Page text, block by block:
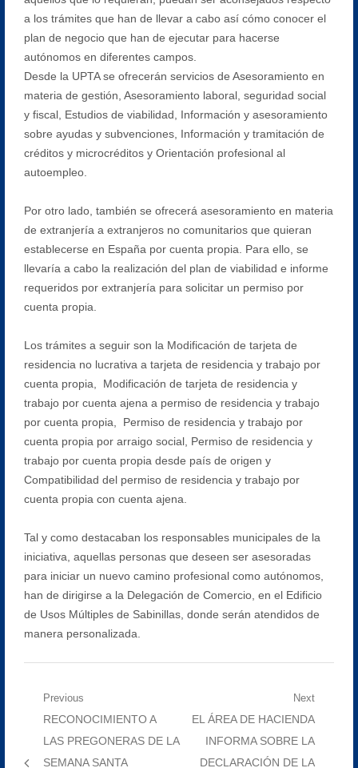
a los trámites que han de llevar a cabo así cómo conocer el
plan de negocio que han de ejecutar para hacerse
autónomos en diferentes campos.
Desde la UPTA se ofrecerán servicios de Asesoramiento en
materia de gestión, Asesoramiento laboral, seguridad social
y fiscal, Estudios de viabilidad, Información y asesoramiento
sobre ayudas y subvenciones, Información y tramitación de
créditos y microcréditos y Orientación profesional al
autoempleo.
Por otro lado, también se ofrecerá asesoramiento en materia
de extranjería a extranjeros no comunitarios que quieran
establecerse en España por cuenta propia. Para ello, se
llevaría a cabo la realización del plan de viabilidad e informe
requeridos por extranjería para solicitar un permiso por
cuenta propia.
Los trámites a seguir son la Modificación de tarjeta de
residencia no lucrativa a tarjeta de residencia y trabajo por
cuenta propia, Modificación de tarjeta de residencia y
trabajo por cuenta ajena a permiso de residencia y trabajo
por cuenta propia, Permiso de residencia y trabajo por
cuenta propia por arraigo social, Permiso de residencia y
trabajo por cuenta propia desde país de origen y
Compatibilidad del permiso de residencia y trabajo por
cuenta propia con cuenta ajena.
Tal y como destacaban los responsables municipales de la
iniciativa, aquellas personas que deseen ser asesoradas
para iniciar un nuevo camino profesional como autónomos,
han de dirigirse a la Delegación de Comercio, en el Edificio
de Usos Múltiples de Sabinillas, donde serán atendidos de
manera personalizada.
Navegación
entradas
Previous
Previous
post:
RECONOCIMIENTO A
LAS PREGONERAS DE LA
SEMANA SANTA
Next
Next
post:
EL ÁREA DE HACIENDA
INFORMA SOBRE LA
DECLARACIÓN DE LA